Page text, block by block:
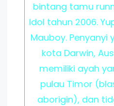
bintang tamu
Idol tahun 2006.
Mauboy. Penyanyi
kota Darwin,
memiliki ayah
pulau Timor
aborigin), dan